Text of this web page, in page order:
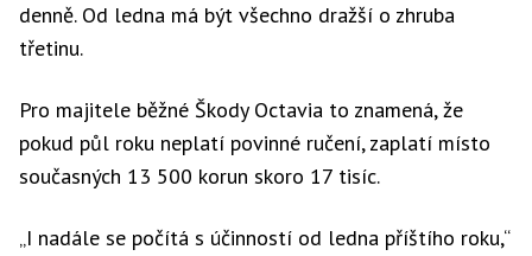
denně. Od ledna má být všechno dražší o zhruba
třetinu.
Pro majitele běžné Škody Octavia to znamená, že
pokud půl roku neplatí povinné ručení, zaplatí místo
současných 13 500 korun skoro 17 tisíc.
„I nadále se počítá s účinností od ledna příštího roku,“